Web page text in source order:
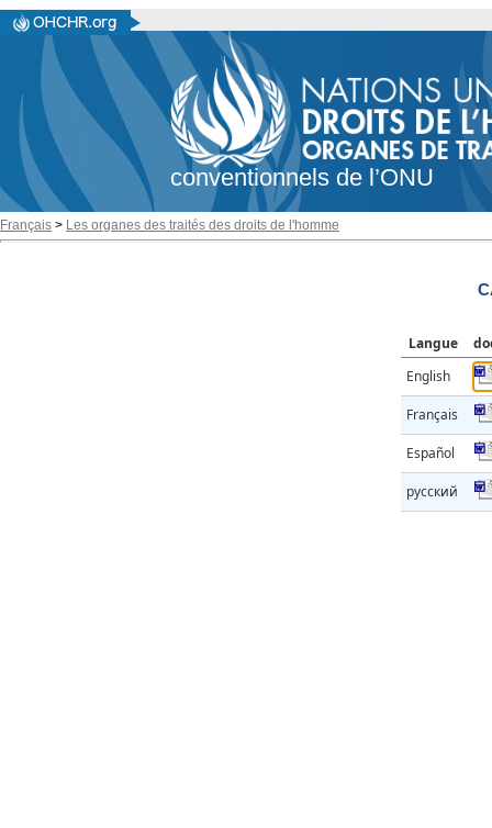
conventionnels de l’ONU
Français > Les organes des traités des droits de l'homme
Langue
English
Français
Español
русский